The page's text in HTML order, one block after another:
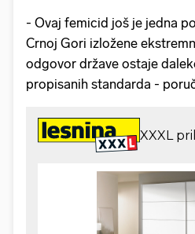
- Ovaj femicid još je jedna
Crnoj Gori izložene
odgovor države ostaje
propisanih standarda -